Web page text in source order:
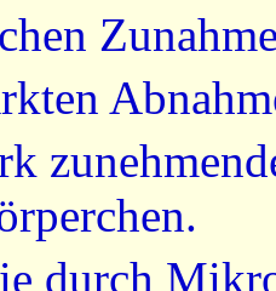
durch